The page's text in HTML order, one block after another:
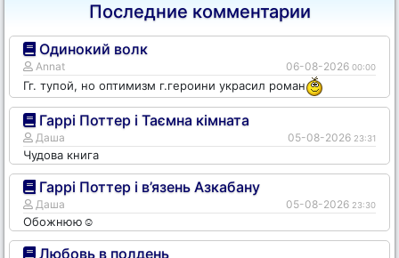
Последние комментарии
Одинокий волк
Annat 06-08-2026 00:00
Гг. тупой, но оптимизм г.героини украсил роман
Гаррі Поттер і Таємна кімната
Даша 05-08-2026 23:31
Чудова книга
Гаррі Поттер і в’язень Азкабану
Даша 05-08-2026 23:30
Обожнюю☺️
Любовь в полдень